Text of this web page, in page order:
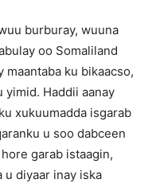
burburay, wuuna
oo Somaliland
maantaba ku bikaacso,
yimid. Haddii aanay
xukuumadda isgarab
u soo dabceen
garab istaagin,
u diyaar inay iska